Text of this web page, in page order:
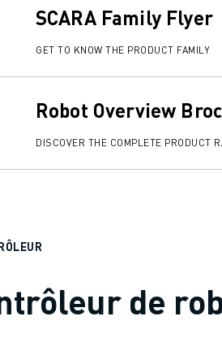
SCARA Family Flyer
GET TO KNOW THE PRODUCT FAMILY
Robot Overview
DISCOVER THE COMPLETE PRODUCT
de